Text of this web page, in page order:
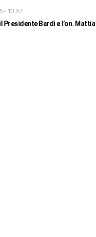
- 13:57
Presidente Bardi e l’on. Mattia